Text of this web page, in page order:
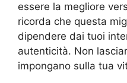
essere la megliore
ricorda che questa
dipendere dai tuoi
autenticità. Non
impongano sulla tua